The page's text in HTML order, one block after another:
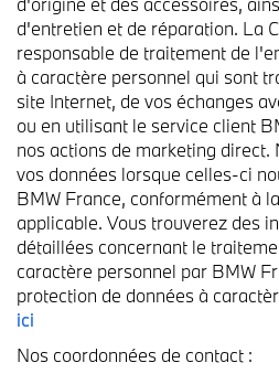
d'entretien et de réparation. La
responsable de traitement de
à caractère personnel qui sont
site Internet, de vos échanges
ou en utilisant le service client
nos actions de marketing
vos données lorsque celles-ci
BMW France, conformément à
applicable. Vous trouverez des
détaillées concernant le
caractère personnel par BMW
protection de données à
ici
Nos coordonnées de contact :